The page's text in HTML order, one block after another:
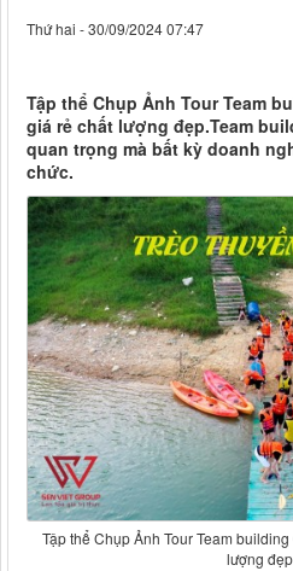
Thứ hai - 30/09/2024 07:47
Tập thể Chụp Ảnh Tour Team
giá rẻ chất lượng đẹp.Team
quan trọng mà bất kỳ doanh
chức.
Tập thể Chụp Ảnh Tour Team
lượng